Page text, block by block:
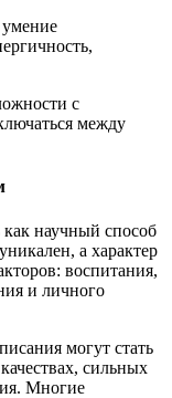
с
между
научный способ
а характер
воспитания,
и личного
могут стать
сильных
Многие